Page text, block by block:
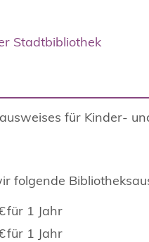
Stadtbibliothek
für Kinder-
folgende
für 1 Jahr
für 1 Jahr